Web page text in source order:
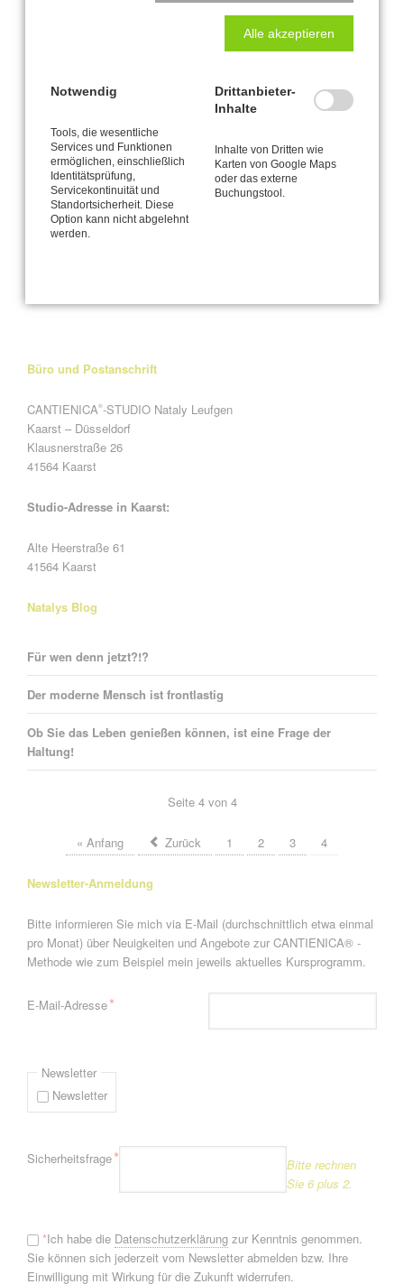
Spannender Erfahrungsbericht eines Mannes:
https://www.cantienica.com/post/training-fuer-maenner
Faszienforschung
https://cantienica.wordpress.com/2015/09/04/cantienica-
methode-fuer-koerperform-und-haltung-und-
faszienforschung/
Büro und Postanschrift
CANTIENICA®-STUDIO Nataly Leufgen
Kaarst – Düsseldorf
Klausnerstraße 26
41564 Kaarst
Studio-Adresse in Kaarst:
Alte Heerstraße 61
41564 Kaarst
Natalys Blog
Für wen denn jetzt?!?
Der moderne Mensch ist frontlastig
Ob Sie das Leben genießen können, ist eine Frage der
Haltung!
Seite 4 von 4
« Anfang Zurück 1 2 3 4
Newsletter-Anmeldung
Bitte informieren Sie mich via E-Mail (durchschnittlich etwa einmal
pro Monat) über Neuigkeiten und Angebote zur CANTIENICA® -
Methode wie zum Beispiel mein jeweils aktuelles Kursprogramm.
Pflichtfeld
E-Mail-Adresse*
Newsletter
Newsletter
Pflichtfeld
Sicherheitsfrage*
Bitte rechnen
Sie 6 plus 2.
*Ich habe die Datenschutzerklärungzur Kenntnis genommen.
Sie können sich jederzeit vom Newsletter abmelden bzw. Ihre
Einwilligung mit Wirkung für die Zukunft widerrufen.
Alle akzeptieren
Notwendig
Tools, die wesentliche
Services und Funktionen
ermöglichen, einschließlich
Identitätsprüfung,
Servicekontinuität und
Standortsicherheit. Diese
Option kann nicht abgelehnt
werden.
Drittanbieter-
Inhalte
Inhalte von Dritten wie
Karten von Google Maps
oder das externe
Buchungstool.